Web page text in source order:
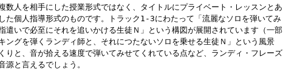
数人を相手にした授業形式ではなく、タイトルにプライベート・レッスンとあ
た個人指導形式のものです。トラック1-3にわたって「流麗なソロを弾いてみ
遣いで必至にそれを追いかける生徒Ｎ」という構図が展開されています（一部
ングを弾くランディ師と、それにつたないソロを乗せる生徒Ｎ」という風景
りと、音が拾える速度で弾いてみせてくれている点など、ランディ・フレーズ
源と言えるでしょう。